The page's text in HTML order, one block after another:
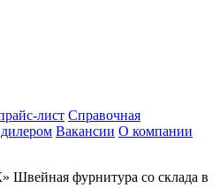
лист Справочная
Вакансии О компании
Швейная фурнитура со склада в